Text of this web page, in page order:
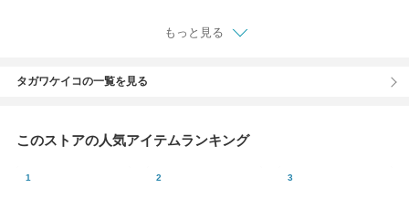
もっと見る
タガワケイコの一覧を見る
このストアの人気アイテムランキング